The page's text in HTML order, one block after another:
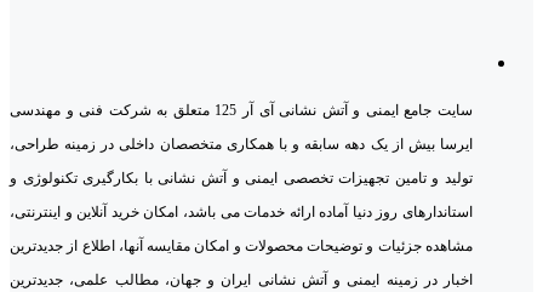
سایت جامع ایمنی و آتش نشانی آی آر 125 متعلق به شرکت فنی و مهندسی
ایرسا بیش از یک دهه سابقه و با همکاری متخصصان داخلی در زمینه طراحی،
تولید و تامین تجهیزات تخصصی ایمنی و آتش نشانی با بکارگیری تکنولوژی و
استاندارهای روز دنیا آماده ارائه خدمات می باشد، امکان خرید آنلاین و اینترنتی،
مشاهده جزئیات و توضیحات محصولات و امکان مقایسه آنها، اطلاع از جدیدترین
اخبار در زمینه ایمنی و آتش نشانی ایران و جهان، مطالب علمی، جدیدترین